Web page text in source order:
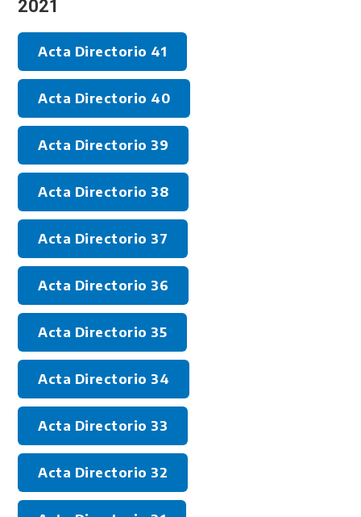
2021
Acta Directorio 41
Acta Directorio 40
Acta Directorio 39
Acta Directorio 38
Acta Directorio 37
Acta Directorio 36
Acta Directorio 35
Acta Directorio 34
Acta Directorio 33
Acta Directorio 32